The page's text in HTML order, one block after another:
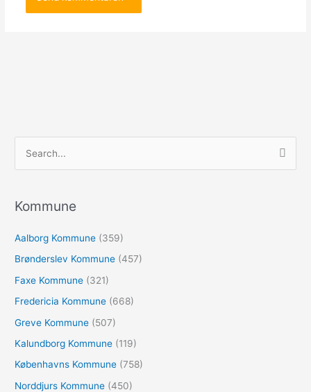
e
t
e
r
Kommune
Aalborg Kommune (359)
Brønderslev Kommune (457)
Faxe Kommune (321)
Fredericia Kommune (668)
Greve Kommune (507)
Kalundborg Kommune (119)
Københavns Kommune (758)
Norddjurs Kommune (450)